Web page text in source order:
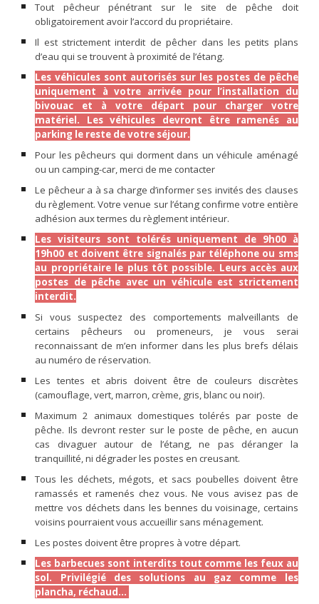
Tout pêcheur pénétrant sur le site de pêche doit
obligatoirement avoir l’accord du propriétaire.
Il est strictement interdit de pêcher dans les petits plans
d’eau qui se trouvent à proximité de l’étang.
Les véhicules sont autorisés sur les postes de pêche
uniquement à votre arrivée pour l’installation du
bivouac et à votre départ pour charger votre
matériel. Les véhicules devront être ramenés au
parking le reste de votre séjour.
Pour les pêcheurs qui dorment dans un véhicule aménagé
ou un camping-car, merci de me contacter
Le pêcheur a à sa charge d’informer ses invités des clauses
du règlement. Votre venue sur l’étang confirme votre entière
adhésion aux termes du règlement intérieur.
Les visiteurs sont tolérés uniquement de 9h00 à
19h00 et doivent être signalés par téléphone ou sms
au propriétaire le plus tôt possible. Leurs accès aux
postes de pêche avec un véhicule est strictement
interdit.
Si vous suspectez des comportements malveillants de
certains pêcheurs ou promeneurs, je vous serai
reconnaissant de m’en informer dans les plus brefs délais
au numéro de réservation.
Les tentes et abris doivent être de couleurs discrètes
(camouflage, vert, marron, crème, gris, blanc ou noir).
Maximum 2 animaux domestiques tolérés par poste de
pêche. Ils devront rester sur le poste de pêche, en aucun
cas divaguer autour de l’étang, ne pas déranger la
tranquillité, ni dégrader les postes en creusant.
Tous les déchets, mégots, et sacs poubelles doivent être
ramassés et ramenés chez vous. Ne vous avisez pas de
mettre vos déchets dans les bennes du voisinage, certains
voisins pourraient vous accueillir sans ménagement.
Les postes doivent être propres à votre départ.
Les barbecues sont interdits tout comme les feux au
sol. Privilégié des solutions au gaz comme les
plancha, réchaud...